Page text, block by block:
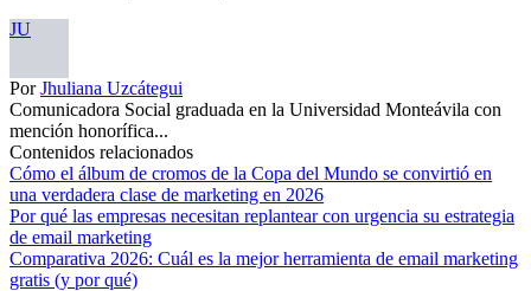
JU
PorJhuliana Uzcátegui
Comunicadora Social graduada en la Universidad Monteávila con
mención honorífica...
Contenidos relacionados
Cómo el álbum de cromos de la Copa del Mundo se convirtió en
una verdadera clase de marketing en 2026
Por qué las empresas necesitan replantear con urgencia su estrategia
de email marketing
Comparativa 2026: Cuál es la mejor herramienta de email marketing
gratis (y por qué)